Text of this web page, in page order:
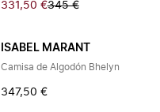
331,50 €345 €
ISABEL MARANT
Camisa de Algodón Bhelyn
347,50 €